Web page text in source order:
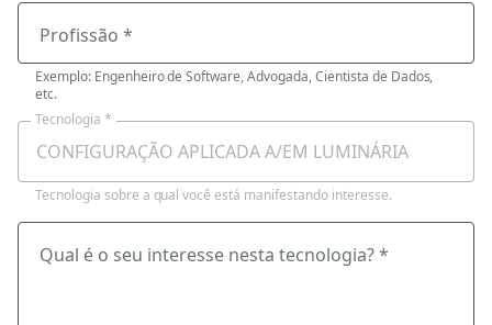
Profissão *
Exemplo: Engenheiro de Software, Advogada, Cientista de Dados,
etc.
Tecnologia *
Tecnologia sobre a qual você está manifestando interesse.
Qual é o seu interesse nesta tecnologia? *